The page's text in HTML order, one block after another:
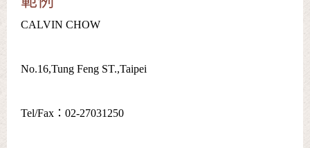
CALVIN CHOW
No.16,Tung Feng ST.,Taipei
Tel/Fax：02-27031250